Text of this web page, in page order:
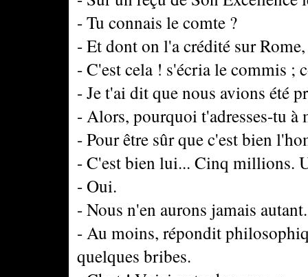
- Tu connais le comte ?
- Et dont on l'a crédité sur
- C'est cela ! s'écria le commis ;
- Je t'ai dit que nous avions été
- Alors, pourquoi t'adresses-tu à
- Pour être sûr que c'est bien
- C'est bien lui... Cinq millions.
- Oui.
- Nous n'en aurons jamais autant.
- Au moins, répondit
quelques bribes.